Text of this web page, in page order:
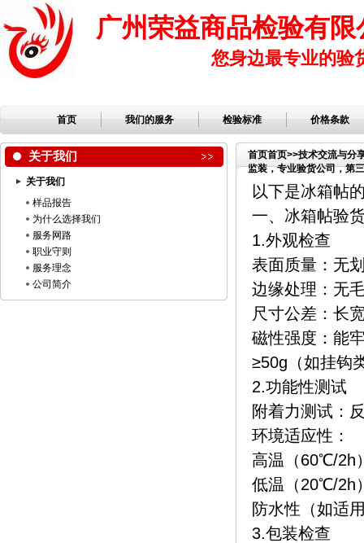
广州荣益商品检验有限
您身边最专业的验
首页 我们的服务 检验标准 价格条款
关于我们
关于我们
样品报告
为什么选择我们
服务网路
职业守则
服务理念
公司简介
首页首页>>技术交流与分
监装，专业验货公司，第
公司，服装检品，鞋子检
以下是冰箱帖
一、冰箱帖验
1.外观检查
表面质量：无
边缘处理：无
尺寸公差：长
磁性强度：能
≥50g（如挂钩
2.功能性测试
附着力测试：
环境适应性：
高温（60℃/2h
低温（20℃/2h
防水性（如适
3.包装检查